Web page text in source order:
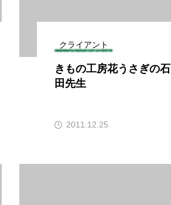
クライアント
きもの工房花うさぎの石
田先生
2011.12.25